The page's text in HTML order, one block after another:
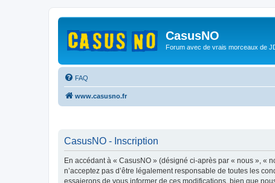
CasusNO
Forum avec de vrais morceaux de
FAQ
www.casusno.fr
CasusNO - Inscription
En accédant à « CasusNO » (désigné ci-après par « nous », «
n’acceptez pas d’être légalement responsable de toutes les
essaierons de vous informer de ces modifications, bien que